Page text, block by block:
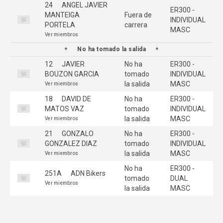
24
ANGEL JAVIER
MANTEIGA
PORTELA
Ver miembros
Fuera de
carrera
ER300 -
INDIVIDUAL
MASC
No ha tomado la salida
12
JAVIER
BOUZON GARCIA
Ver miembros
No ha
tomado
la salida
ER300 -
INDIVIDUAL
MASC
18
DAVID DE
MATOS VAZ
Ver miembros
No ha
tomado
la salida
ER300 -
INDIVIDUAL
MASC
21
GONZALO
GONZALEZ DIAZ
Ver miembros
No ha
tomado
la salida
ER300 -
INDIVIDUAL
MASC
251A ADN Bikers
Ver miembros
No ha
tomado
la salida
ER300 -
DUAL
MASC